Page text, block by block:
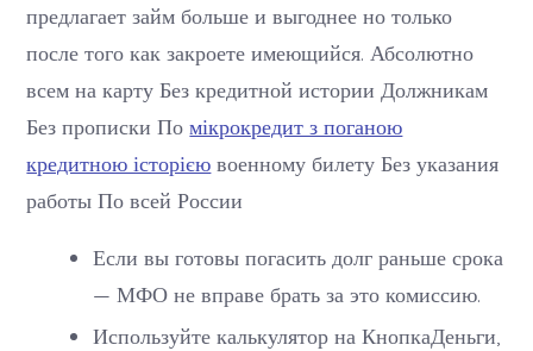
предлагает займ больше и выгоднее но только
после того как закроете имеющийся. Абсолютно
всем на карту Без кредитной истории Должникам
Без прописки Помікрокредит з поганою
кредитною історією военному билету Без указания
работы По всей России
Если вы готовы погасить долг раньше срока
— МФО не вправе брать за это комиссию.
Используйте калькулятор на КнопкаДеньги,